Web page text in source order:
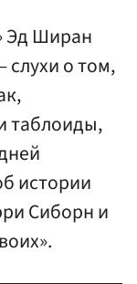
Эд Ширан
слухи о том,
таблоиды,
истории
Сиборн и